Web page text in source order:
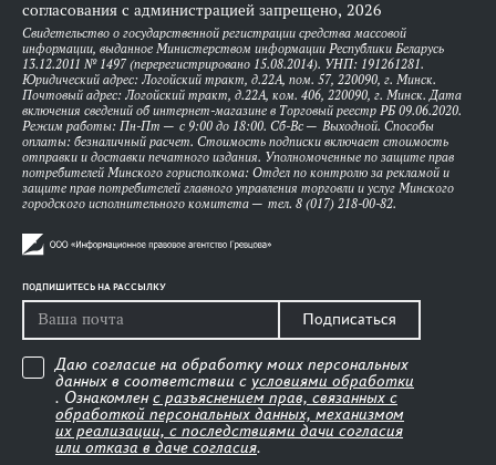
согласования с администрацией запрещено, 2026
Свидетельство о государственной регистрации средства массовой
информации, выданное Министерством информации Республики Беларусь
13.12.2011 № 1497 (перерегистрировано 15.08.2014). УНП: 191261281.
Юридический адрес: Логойский тракт, д.22А, пом. 57, 220090, г. Минск.
Почтовый адрес: Логойский тракт, д.22А, ком. 406, 220090, г. Минск. Дата
включения сведений об интернет-магазине в Торговый реестр РБ 09.06.2020.
Режим работы: Пн-Пт — с 9:00 до 18:00. Сб-Вс — Выходной. Способы
оплаты: безналичный расчет. Стоимость подписки включает стоимость
отправки и доставки печатного издания. Уполномоченные по защите прав
потребителей Минского горисполкома: Отдел по контролю за рекламой и
защите прав потребителей главного управления торговли и услуг Минского
городского исполнительного комитета — тел. 8 (017) 218-00-82.
ПОДПИШИТЕСЬ НА РАССЫЛКУ
Подписаться
Даю согласие на обработку моих персональных
данных в соответствии с условиями обработки
. Ознакомлен с разъяснением прав, связанных с
обработкой персональных данных, механизмом
их реализации, с последствиями дачи согласия
или отказа в даче согласия.